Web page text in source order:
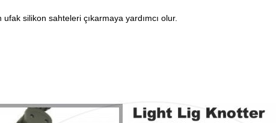
silikon sahteleri çıkarmaya yardımcı olur.